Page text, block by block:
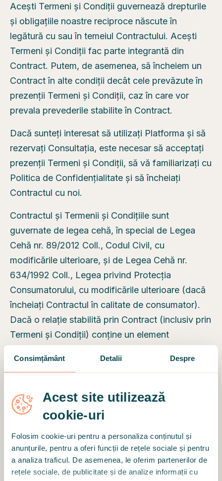
Consimțământ Detalii Despre
Acest site utilizează
cookie-uri
Folosim cookie-uri pentru a personaliza conținutul și
anunțurile, pentru a oferi funcții de rețele sociale și pentru
a analiza traficul. De asemenea, le oferim partenerilor de
rețele sociale, de publicitate și de analize informații cu
Acești Termeni și Condiții guvernează drepturile
și obligațiile noastre reciproce născute în
legătură cu sau în temeiul Contractului. Acești
Termeni și Condiții fac parte integrantă din
Contract. Putem, de asemenea, să încheiem un
Contract în alte condiții decât cele prevăzute în
prezenții Termeni și Condiții, caz în care vor
prevala prevederile stabilite în Contract.
Dacă sunteți interesat să utilizați Platforma și să
rezervați Consultația, este necesar să acceptați
prezenții Termeni și Condiții, să vă familiarizați cu
Politica de Confidențialitate și să încheiați
Contractul cu noi.
Contractul și Termenii și Condițiile sunt
guvernate de legea cehă, în special de Legea
Cehă nr. 89/2012 Coll., Codul Civil, cu
modificările ulterioare, și de Legea Cehă nr.
634/1992 Coll., Legea privind Protecția
Consumatorului, cu modificările ulterioare (dacă
încheiați Contractul în calitate de consumator).
Dacă o relație stabilită prin Contract (inclusiv prin
Termeni și Condiții) conține un element
astfel de relație să fie guvernată de legea cehă.
drepturile aplicabile ale consumatorului.
Putem modifica sau amenda unilateral textul
Termenilor și Condițiilor în orice moment. Noul
text al Condițiilor este efectiv în a 15-a zi de la
publicarea sa în cadrul Platformei. Vă vom
informa despre o astfel de modificare prin e-mail,